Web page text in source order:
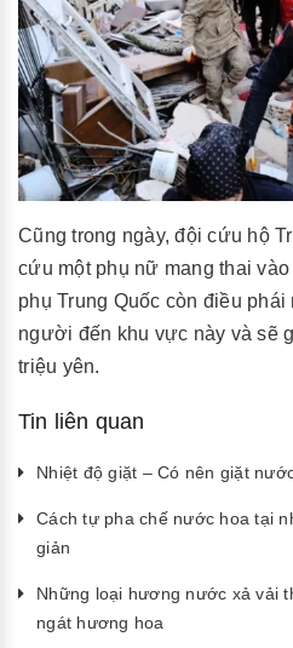
Cũng trong ngày, đội cứu hộ
cứu một phụ nữ mang thai
phụ Trung Quốc còn điều
người đến khu vực này và sẽ
triệu yên.
Tin liên quan
Nhiệt độ giặt – Có nên giặt
Cách tự pha chế nước hoa tại
giản
Những loại hương nước xả vải
ngát hương hoa